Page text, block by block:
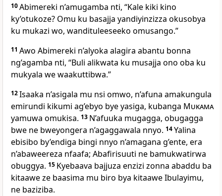
10Abimereki n’amugamba nti, “Kale kiki kino
ky’otukoze? Omu ku basajja yandiyinzizza okusobya
ku mukazi wo, wandituleeseeko omusango.”
11 Awo Abimereki n’alyoka alagira abantu bonna
ng’agamba nti, “Buli alikwata ku musajja ono oba ku
mukyala we waakuttibwa.”
12Isaaka n’asigala mu nsi omwo, n’afuna amakungula
emirundi kikumi ag’ebyo bye yasiga, kubanga Mukama
yamuwa omukisa. 13 N’afuuka mugagga, obugagga
bwe ne bweyongera n’agaggawala nnyo. 14Yalina
ebisibo by’endiga bingi nnyo n’amagana g’ente, era
n’abaweereza nfaafa; Abafirisuuti ne bamukwatirwa
obuggya. 15 Kyebaava bajjuza enzizi zonna abaddu ba
kitaawe ze baasima mu biro bya kitaawe Ibulayimu,
ne baziziba.